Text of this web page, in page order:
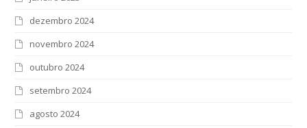
dezembro 2024
novembro 2024
outubro 2024
setembro 2024
agosto 2024